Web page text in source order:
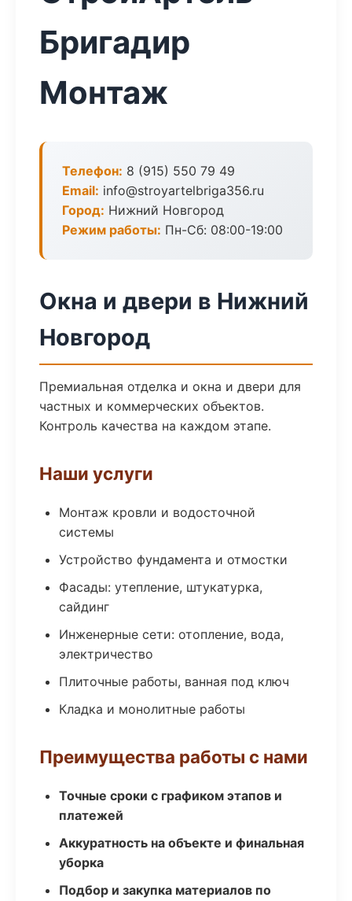
Бригадир
Монтаж
Телефон: 8 (915) 550 79 49
Email: info@stroyartelbriga356.ru
Город: Нижний Новгород
Режим работы: Пн-Сб: 08:00-19:00
Окна и двери в Нижний
Новгород
Премиальная отделка и окна и двери для
частных и коммерческих объектов.
Контроль качества на каждом этапе.
Наши услуги
Монтаж кровли и водосточной
системы
Устройство фундамента и отмостки
Фасады: утепление, штукатурка,
сайдинг
Инженерные сети: отопление, вода,
электричество
Плиточные работы, ванная под ключ
Кладка и монолитные работы
Преимущества работы с нами
Точные сроки с графиком этапов и
платежей
Аккуратность на объекте и финальная
уборка
Подбор и закупка материалов по